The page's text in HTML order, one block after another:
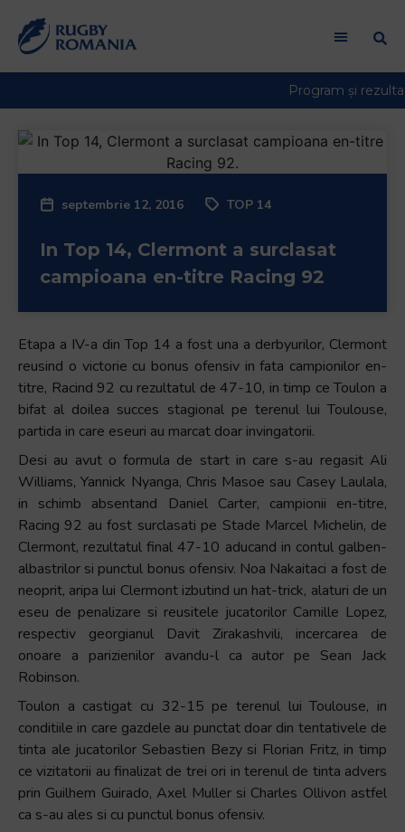
venit
cititorul
Accessibility
ecran
One
Accessibility,
apăsați
„Ctrl
Această
comandă
rapidă
activează
cititorul
ecran
pentru
ajuta
navigați
septembrie 12, 2016 TOP 14
In Top 14, Clermont a surclasat
campioana en-titre Racing 92
Etapa a IV-a din Top 14 a fost una a derbyurilor, Clermont
reusind o victorie cu bonus ofensiv in fata campionilor en-
titre, Racind 92 cu rezultatul de 47-10, in timp ce Toulon a
bifat al doilea succes stagional pe terenul lui Toulouse,
partida in care eseuri au marcat doar invingatorii.
Desi au avut o formula de start in care s-au regasit Ali
Williams, Yannick Nyanga, Chris Masoe sau Casey Laulala,
in schimb absentand Daniel Carter, campionii en-titre,
Racing 92 au fost surclasati pe Stade Marcel Michelin, de
Clermont, rezultatul final 47-10 aducand in contul galben-
albastrilor si punctul bonus ofensiv. Noa Nakaitaci a fost de
neoprit, aripa lui Clermont izbutind un hat-trick, alaturi de un
eseu de penalizare si reusitele jucatorilor Camille Lopez,
respectiv georgianul Davit Zirakashvili, incercarea de
onoare a parizienilor avandu-l ca autor pe Sean Jack
Robinson.
Toulon a castigat cu 32-15 pe terenul lui Toulouse, in
conditiile in care gazdele au punctat doar din tentativele de
tinta ale jucatorilor Sebastien Bezy si Florian Fritz, in timp
ce vizitatorii au finalizat de trei ori in terenul de tinta advers
prin Guilhem Guirado, Axel Muller si Charles Ollivon astfel
ca s-au ales si cu punctul bonus ofensiv.